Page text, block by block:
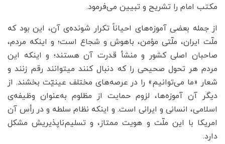
مکتب امام را تشریح و تبیین می‌فرمود.
از جمله بعضی آموزه‌های احیاناً تکرار شونده‌ی آن، این بود که
ملّت ایران، ملّتی مؤمن، باهوش و شجاع است؛ و اینکه مردم،
صاحبان اصلی کشور و منشأ قدرت آن هستند؛ و اینکه این
مردم هر تحول صحیحی را که دنبال کنند میتوانند رقم زنند و
شعار «ما می‌توانیم» را در عرصه‌های مختلف عینیّت بخشند. از
دیگر آن آموزه‌ها، لزوم حمایت از مظلوم به‌عنوان وظیفه‌ی
اسلامی، انسانی و ایرانی است. و اینکه نظام سلطه و در رأس آن
امریکا با این ملّت و هویت ممتاز، و تسلیم‌ناپذیریش مشکل
دارد.